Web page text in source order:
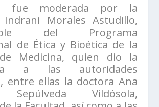
fue moderada por la
Indrani Morales Astudillo,
del Programa
de Ética y Bioética de la
Medicina, quien dio la
a las autoridades
entre ellas la doctora Ana
Sepúlveda Vildósola,